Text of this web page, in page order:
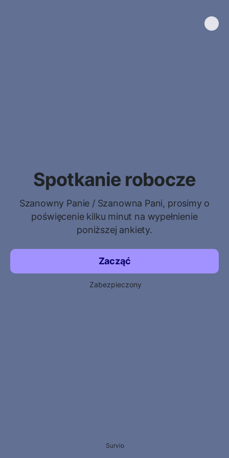
Spotkanie robocze
Szanowny Panie / Szanowna Pani, prosimy o
poświęcenie kilku minut na wypełnienie
poniższej ankiety.
Zacząć
Zabezpieczony
Survio